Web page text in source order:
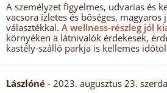
A személyzet figyelmes, udvarias és
vacsora ízletes és bőséges, magyaros
választékkal. A wellness-részleg jól
környéken a látnivalók érdekesek,
kastély-szálló parkja is kellemes
Lászlóné - 2023. augusztus 23. szerda